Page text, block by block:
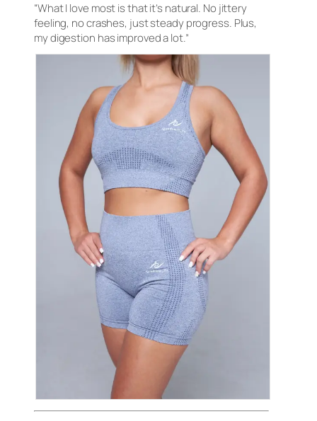
“What I love most is that it’s natural. No jittery
feeling, no crashes, just steady progress. Plus,
my digestion has improved a lot.”